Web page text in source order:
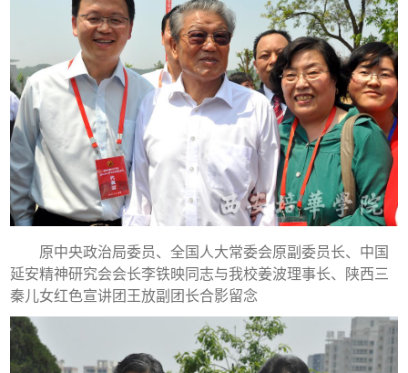
原中央政治局委员、全国人大常委会原副委员长、中国
延安精神研究会会长李铁映同志与我校姜波理事长、陕西三
秦儿女红色宣讲团王放副团长合影留念